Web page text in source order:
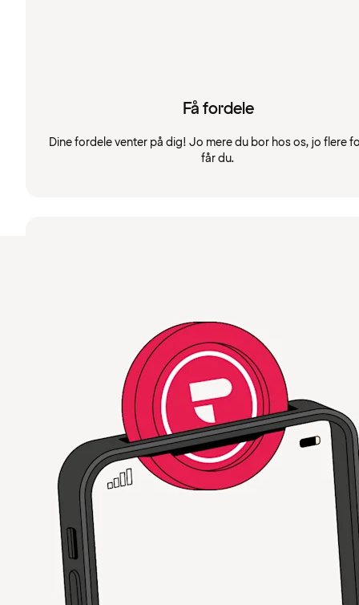
Få fordele
Dine fordele venter på dig! Jo mere du bor hos os, jo flere
får du.